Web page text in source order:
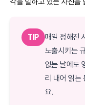
TIP
매일 정해진
노출시키는
없는 날에도
리 내어 읽는
요.